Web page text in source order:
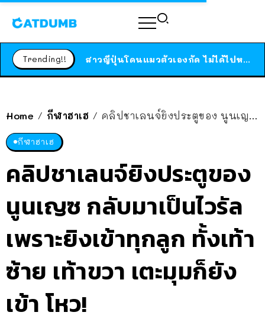
Trending!! ได้เวลาเด็กหนวดรวมตัว RF Online Next เปิดให้เล่นแล้ว เกม Sci-Fi MMORPG ระดับตำนาน เล่นได้ทั้งมือถือและ PC
Home / กีฬาฮาเฮ / คลิปชาเลนจ์ยิงประตูของ นูนเญซ กลับมาเป็นไวรัล เพราะยิงเข้าทุกลูก ทั้งเท้าซ้าย เท้าขวา เตะมุมก็ยังเข้า โหว!
กีฬาฮาเฮ
คลิปชาเลนจ์ยิงประตูของ
นูนเญซ กลับมาเป็นไวรัล
เพราะยิงเข้าทุกลูก ทั้งเท้า
ซ้าย เท้าขวา เตะมุมก็ยัง
เข้า โหว!